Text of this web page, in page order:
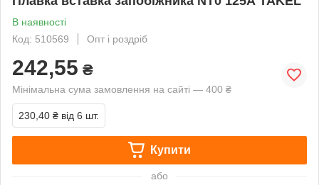
В наявності
Код: 510569
Опт і роздріб
242,55 ₴
Мінімальна сума замовлення на сайті — 400 ₴
230,40 ₴ від 6 шт.
Купити
або